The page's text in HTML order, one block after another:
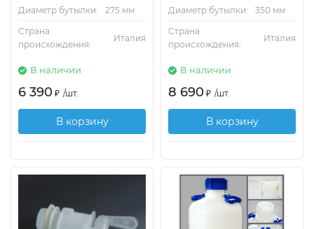
Диаметр бутылки:
275 мм
Страна
происхождения:
Италия
В наличии
6 390 ₽ /шт.
В корзину
Диаметр бутылки:
350 мм
Страна
происхождения:
Италия
В наличии
8 690 ₽ /шт.
В корзину